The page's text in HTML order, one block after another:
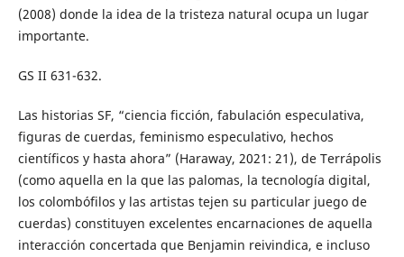
(2008) donde la idea de la tristeza natural ocupa un lugar
importante.
GS II 631-632.
Las historias SF, “ciencia ficción, fabulación especulativa,
figuras de cuerdas, feminismo especulativo, hechos
científicos y hasta ahora” (Haraway, 2021: 21), de Terrápolis
(como aquella en la que las palomas, la tecnología digital,
los colombófilos y las artistas tejen su particular juego de
cuerdas) constituyen excelentes encarnaciones de aquella
interacción concertada que Benjamin reivindica, e incluso